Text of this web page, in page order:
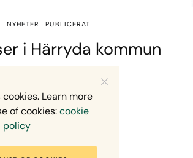
NYHETER PUBLICERAT
i Härryda kommun
Learn more
of cookies:cookie
policy